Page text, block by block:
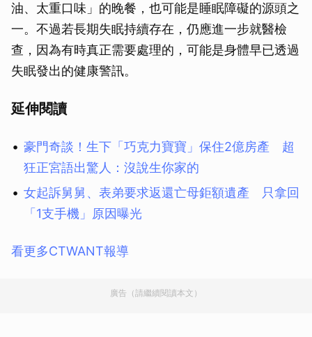
油、太重口味」的晚餐，也可能是睡眠障礙的源頭之
一。不過若長期失眠持續存在，仍應進一步就醫檢
查，因為有時真正需要處理的，可能是身體早已透過
失眠發出的健康警訊。
延伸閱讀
豪門奇談！生下「巧克力寶寶」保住2億房產 超
狂正宮語出驚人：沒說生你家的
女起訴舅舅、表弟要求返還亡母鉅額遺產 只拿回
「1支手機」原因曝光
看更多CTWANT報導
廣告（請繼續閱讀本文）